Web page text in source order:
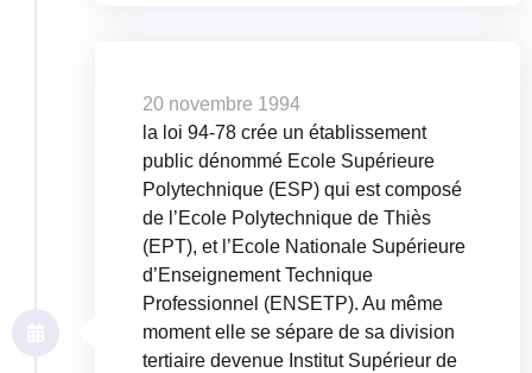
20 novembre 1994
la loi 94-78 crée un établissement
public dénommé Ecole Supérieure
Polytechnique (ESP) qui est composé
de l’Ecole Polytechnique de Thiès
(EPT), et l’Ecole Nationale Supérieure
d’Enseignement Technique
Professionnel (ENSETP). Au même
moment elle se sépare de sa division
tertiaire devenue Institut Supérieur de